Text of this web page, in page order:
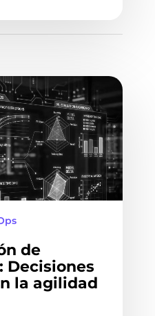
de
Decisiones
la agilidad